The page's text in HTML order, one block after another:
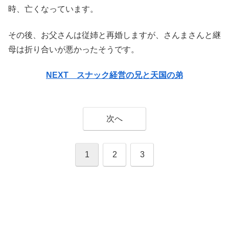
時、亡くなっています。
その後、お父さんは従姉と再婚しますが、さんまさんと継
母は折り合いが悪かったそうです。
NEXT スナック経営の兄と天国の弟
次へ
1 2 3